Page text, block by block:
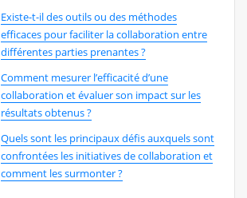
Existe-t-il des outils ou des méthodes
efficaces pour faciliter la collaboration entre
différentes parties prenantes ?
Comment mesurer l’efficacité d’une
collaboration et évaluer son impact sur les
résultats obtenus ?
Quels sont les principaux défis auxquels sont
confrontées les initiatives de collaboration et
comment les surmonter ?